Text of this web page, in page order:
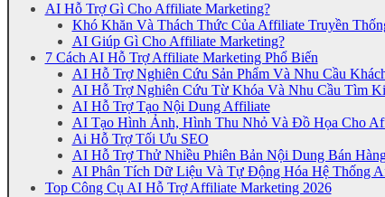
AI Hỗ Trợ Gì Cho Affiliate Marketing?
Khó Khăn Và Thách Thức Của Affiliate Truyền
AI Giúp Gì Cho Affiliate Marketing?
7 Cách AI Hỗ Trợ Affiliate Marketing Phổ Biến
AI Hỗ Trợ Nghiên Cứu Sản Phẩm Và Nhu Cầu
AI Hỗ Trợ Nghiên Cứu Từ Khóa Và Nhu Cầu Tìm
AI Hỗ Trợ Tạo Nội Dung Affiliate
AI Tạo Hình Ảnh, Hình Thu Nhỏ Và Đồ Họa Cho
Ai Hỗ Trợ Tối Ưu SEO
AI Hỗ Trợ Thử Nhiều Phiên Bản Nội Dung Bán
AI Phân Tích Dữ Liệu Và Tự Động Hóa Hệ Thống
Top Công Cụ AI Hỗ Trợ Affiliate Marketing 2026